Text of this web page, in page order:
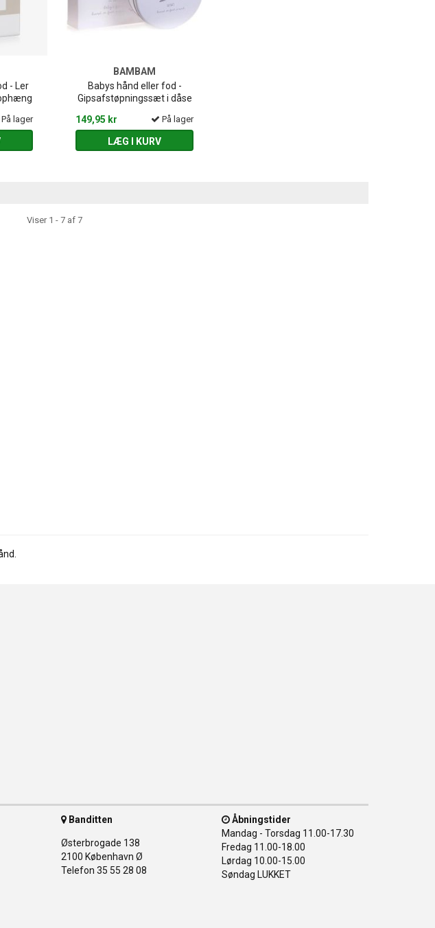
- Ler
På lager
BAMBAM
Babys hånd eller fod -
Gipsafstøpningssæt i dåse
149,95 kr
På lager
LÆG I KURV
Viser 1 - 7 af 7
Banditten
Østerbrogade 138
2100 København Ø
Telefon 35 55 28 08
Åbningstider
Mandag - Torsdag 11.00-17.30
Fredag 11.00-18.00
Lørdag 10.00-15.00
Søndag LUKKET